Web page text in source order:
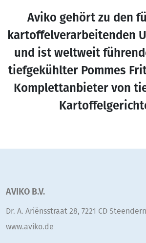
Aviko gehört zu den
kartoffelverarbeitenden
und ist weltweit
tiefgekühlter Pommes
Komplettanbieter von
AVIKO B.V.
Dr. A. Ariënsstraat 28, 7221 CD
www.aviko.de